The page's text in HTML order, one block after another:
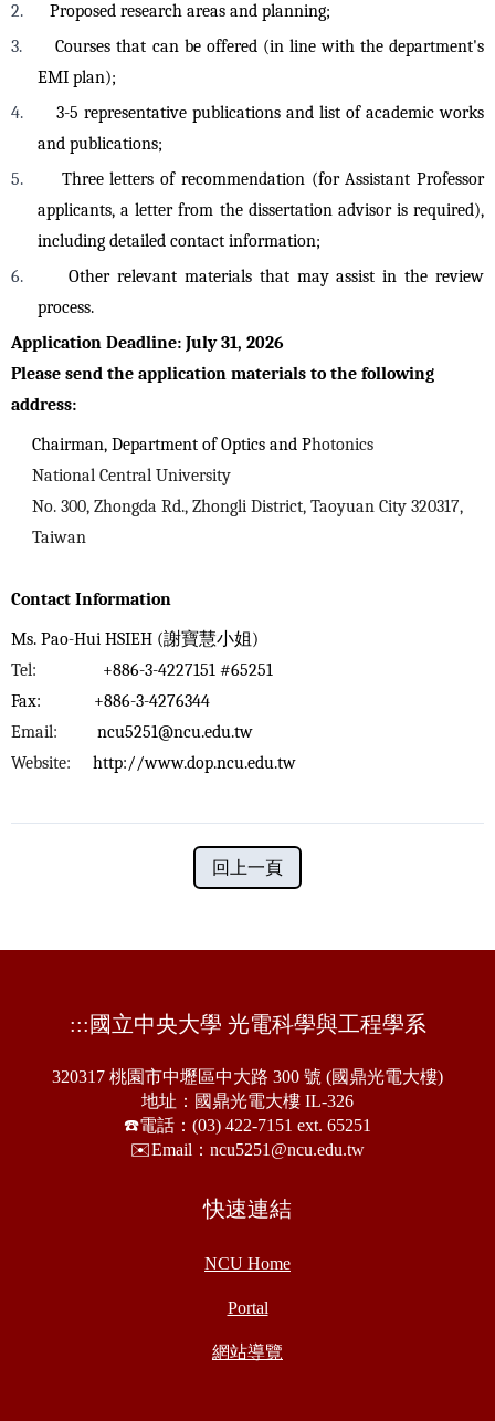
2.
Proposed research areas and planning;
3.
Courses that can be offered (in line with the department's
EMI plan);
4.
3-5 representative publications and list of academic works
and publications;
5.
Three letters of recommendation (for Assistant Professor
applicants, a letter from the dissertation advisor is required),
including detailed contact information;
6.
Other relevant materials that may assist in the review
process.
Application Deadline: July 31, 2026
Please send the application materials to the following
address:
Chairman, Department of Optics and Photonics
National Central University
No. 300, Zhongda Rd., Zhongli District, Taoyuan City 320317,
Taiwan
Contact Information
Ms. Pao-Hui HSIEH (謝寶慧小姐)
Tel:
+886-3-4227151 #65251
Fax:
+886-3-4276344
Email:
ncu5251@ncu.edu.tw
Website:
http://www.dop.ncu.edu.tw
回上一頁
::: 國立中央大學 光電科學與工程學系
320317 桃園市中壢區中大路 300 號 (國鼎光電大樓)
地址：國鼎光電大樓 IL-326
☎️電話：(03) 422-7151 ext. 65251
✉️Email：ncu5251@ncu.edu.tw
快速連結
NCU Home
Portal
網站導覽